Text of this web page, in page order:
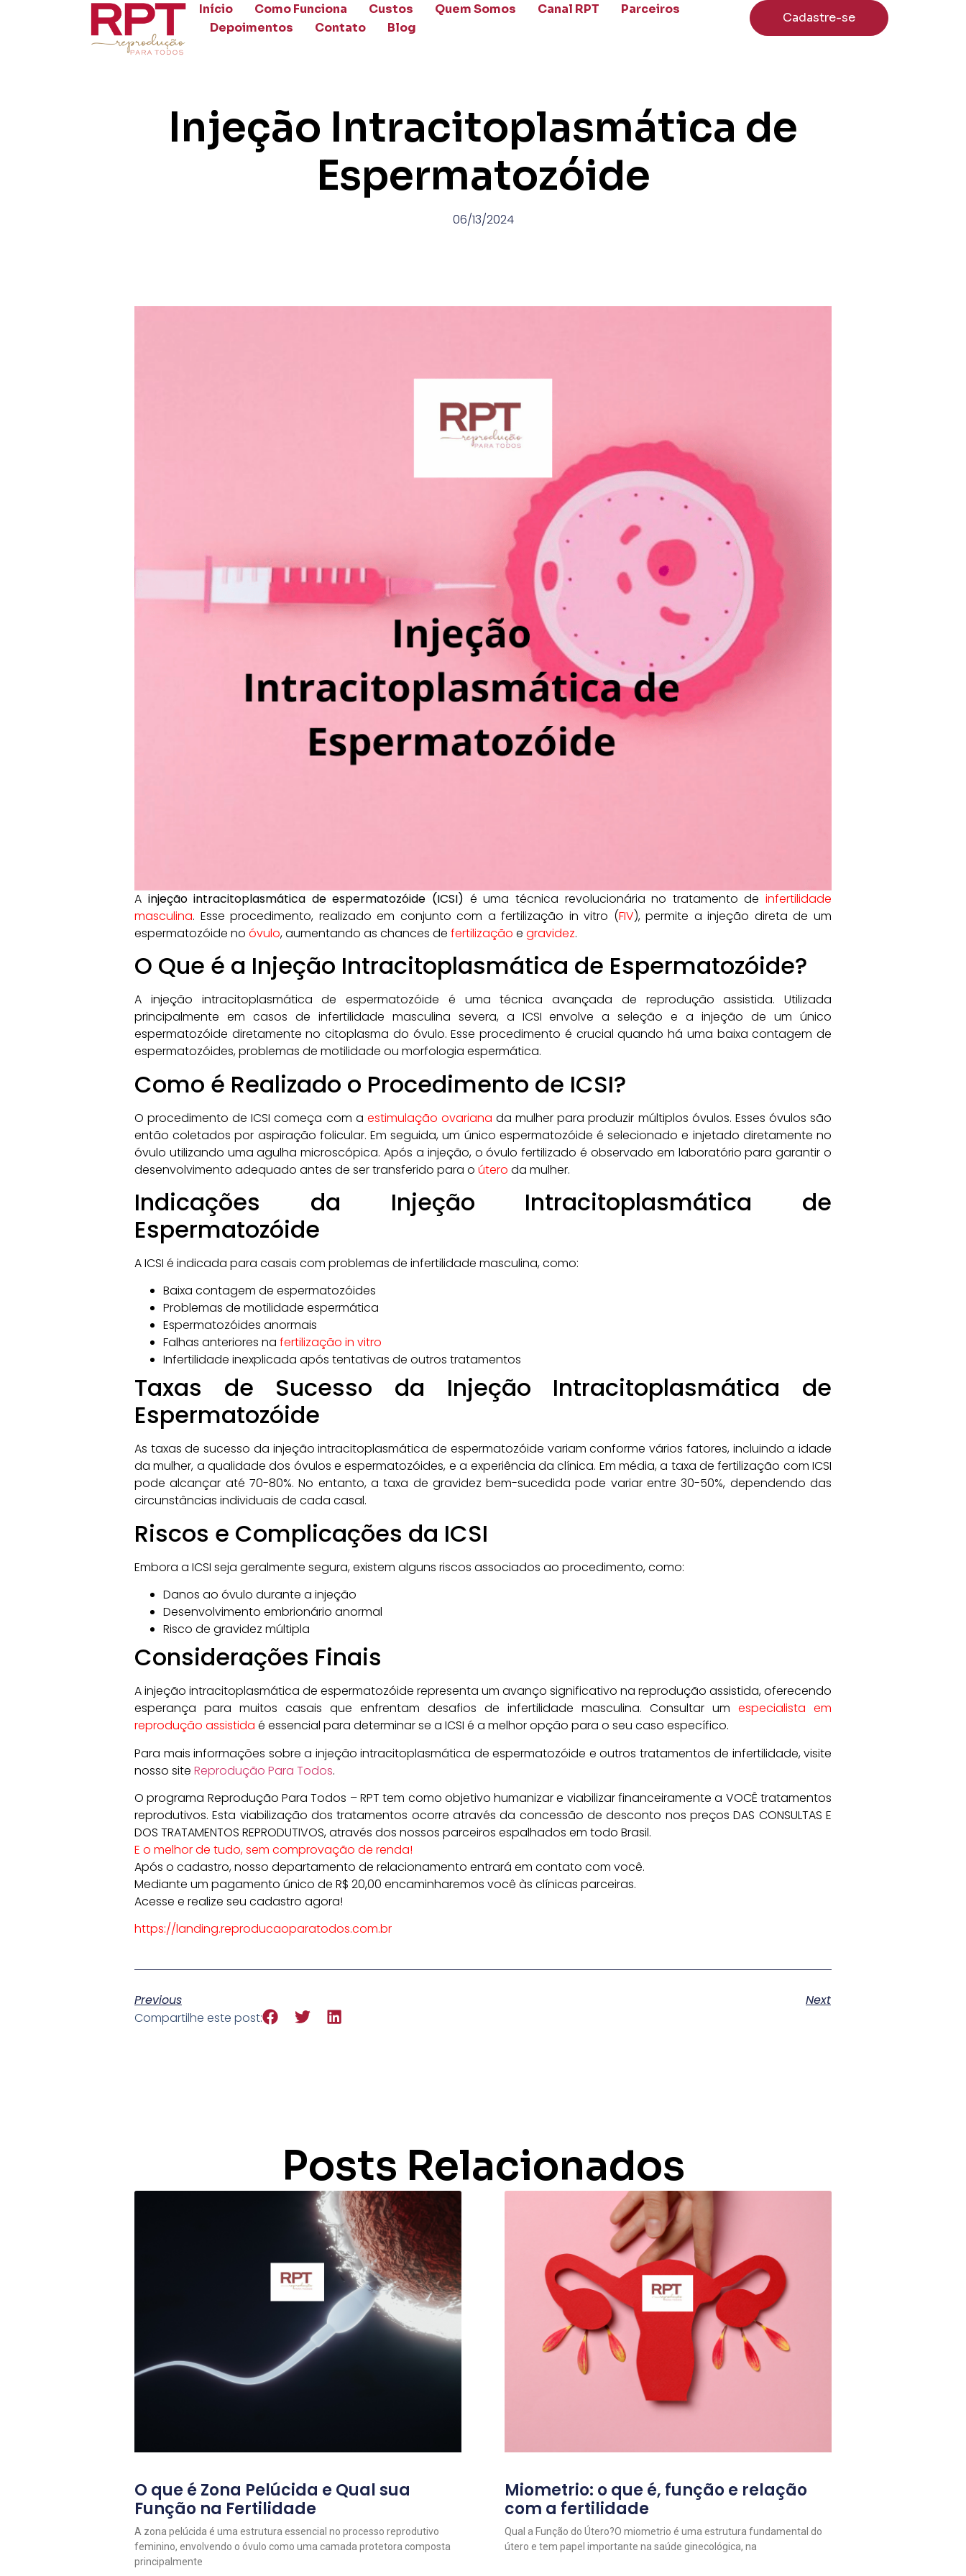
Início Como Funciona Custos Quem Somos Canal RPT
Parceiros
Depoimentos
Contato Blog
Cadastre-se
Injeção Intracitoplasmática de
Espermatozóide
06/13/2024
A injeção intracitoplasmática de espermatozóide (ICSI) é uma técnica revolucionária no tratamento deinfertilidade
masculina. Esse procedimento, realizado em conjunto com a fertilização in vitro (FIV), permite a injeção direta de um
espermatozóide no óvulo, aumentando as chances de fertilização e gravidez.
O Que é a Injeção Intracitoplasmática de Espermatozóide?
A injeção intracitoplasmática de espermatozóide é uma técnica avançada de reprodução assistida. Utilizada
principalmente em casos de infertilidade masculina severa, a ICSI envolve a seleção e a injeção de um único
espermatozóide diretamente no citoplasma do óvulo. Esse procedimento é crucial quando há uma baixa contagem de
espermatozóides, problemas de motilidade ou morfologia espermática.
Como é Realizado o Procedimento de ICSI?
O procedimento de ICSI começa com a estimulação ovariana da mulher para produzir múltiplos óvulos. Esses óvulos são
então coletados por aspiração folicular. Em seguida, um único espermatozóide é selecionado e injetado diretamente no
óvulo utilizando uma agulha microscópica. Após a injeção, o óvulo fertilizado é observado em laboratório para garantir o
desenvolvimento adequado antes de ser transferido para o útero da mulher.
Indicações da Injeção Intracitoplasmática de
Espermatozóide
A ICSI é indicada para casais com problemas de infertilidade masculina, como:
Baixa contagem de espermatozóides
Problemas de motilidade espermática
Espermatozóides anormais
Falhas anteriores na fertilização in vitro
Infertilidade inexplicada após tentativas de outros tratamentos
Taxas de Sucesso da Injeção Intracitoplasmática de
Espermatozóide
As taxas de sucesso da injeção intracitoplasmática de espermatozóide variam conforme vários fatores, incluindo a idade
da mulher, a qualidade dos óvulos e espermatozóides, e a experiência da clínica. Em média, a taxa de fertilização com ICSI
pode alcançar até 70-80%. No entanto, a taxa de gravidez bem-sucedida pode variar entre 30-50%, dependendo das
circunstâncias individuais de cada casal.
Riscos e Complicações da ICSI
Embora a ICSI seja geralmente segura, existem alguns riscos associados ao procedimento, como:
Danos ao óvulo durante a injeção
Desenvolvimento embrionário anormal
Risco de gravidez múltipla
Considerações Finais
A injeção intracitoplasmática de espermatozóide representa um avanço significativo na reprodução assistida, oferecendo
esperança para muitos casais que enfrentam desafios de infertilidade masculina. Consultar um especialista em
reprodução assistida é essencial para determinar se a ICSI é a melhor opção para o seu caso específico.
Para mais informações sobre a injeção intracitoplasmática de espermatozóide e outros tratamentos de infertilidade, visite
nosso site Reprodução Para Todos.
O programa Reprodução Para Todos – RPT tem como objetivo humanizar e viabilizar financeiramente a VOCÊ tratamentos
reprodutivos. Esta viabilização dos tratamentos ocorre através da concessão de desconto nos preços DAS CONSULTAS E
DOS TRATAMENTOS REPRODUTIVOS, através dos nossos parceiros espalhados em todo Brasil.
E o melhor de tudo, sem comprovação de renda!
Após o cadastro, nosso departamento de relacionamento entrará em contato com você.
Mediante um pagamento único de R$ 20,00 encaminharemos você às clínicas parceiras.
Acesse e realize seu cadastro agora!
https://landing.reproducaoparatodos.com.br
Previous
Next
Compartilhe este post:
Posts Relacionados
O que é Zona Pelúcida e Qual sua
Função na Fertilidade
A zona pelúcida é uma estrutura essencial no processo reprodutivo
feminino, envolvendo o óvulo como uma camada protetora composta
principalmente
Miometrio: o que é, função e relação
com a fertilidade
Qual a Função do Útero?O miometrio é uma estrutura fundamental do
útero e tem papel importante na saúde ginecológica, na